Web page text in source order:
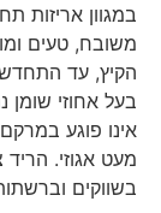
במגוון אריזות
משובח, טעים
הקיץ, עד
בעל אחוזי שומן
אינו פוגע במרקם
מעט אגוזי. הריד
בשווקים וברשתות